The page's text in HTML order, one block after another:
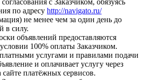
с Заказчиком, обязуясь
по адресу http://navigato.ru/
не менее чем за один день до
в силу.
объявлений предоставляются
100% оплаты Заказчиком.
услугами и правилами подачи
и оплачивает услугу через
платёжных сервисов.